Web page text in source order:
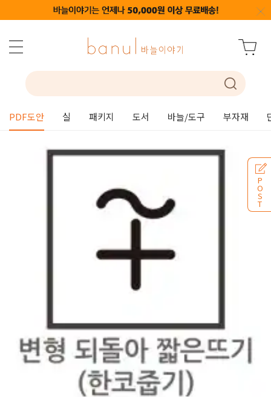
PDF도안 실 패키지 도서 바늘/도구 부자재
P
O
S
T